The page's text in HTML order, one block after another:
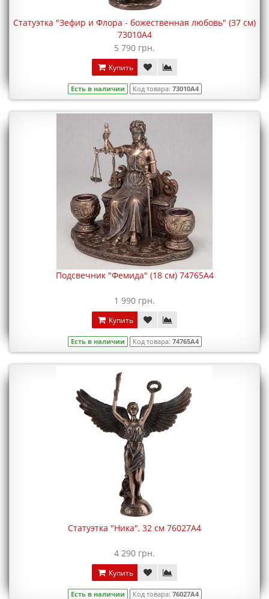
Статуэтка "Зефир и Флора - божественная любовь" (37 см)
73010A4
5 790 грн.
Купить
Есть в наличии Код товара: 73010A4
Подсвечник "Фемида" (18 см) 74765A4
1 990 грн.
Купить
Есть в наличии Код товара: 74765A4
Статуэтка "Ника", 32 см 76027A4
4 290 грн.
Купить
Есть в наличии Код товара: 76027A4